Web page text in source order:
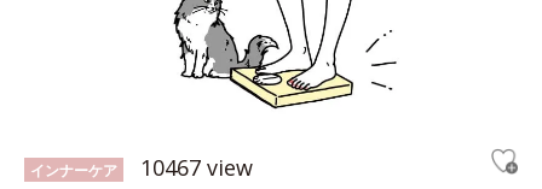
インナーケア 10467 view